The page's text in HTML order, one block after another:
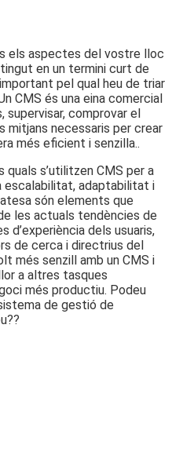
els aspectes del vostre lloc
en un termini curt de
pel qual heu de triar
CMS és una eina comercial
supervisar, comprovar el
mitjans necessaris per crear
més eficient i senzilla..
s’utilitzen CMS per a
escalabilitat, adaptabilitat i
són elements que
les actuals tendències de
d’experiència dels usuaris,
de cerca i directrius del
més senzill amb un CMS i
a altres tasques
més productiu. Podeu
de gestió de